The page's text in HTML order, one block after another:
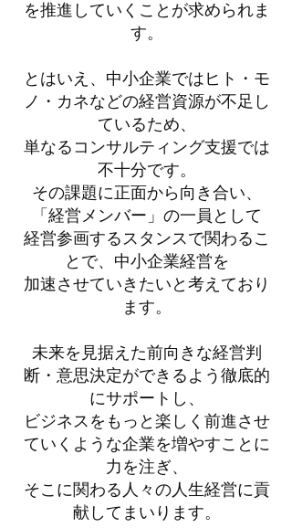
を推進していくことが求められま
す。
とはいえ、中小企業ではヒト・モ
ノ・カネなどの経営資源が不足し
ているため、
単なるコンサルティング支援では
不十分です。
その課題に正面から向き合い、
「経営メンバー」の一員として
経営参画するスタンスで関わるこ
とで、中小企業経営を
加速させていきたいと考えており
ます。
未来を見据えた前向きな経営判
断・意思決定ができるよう徹底的
にサポートし、
ビジネスをもっと楽しく前進させ
ていくような企業を増やすことに
力を注ぎ、
そこに関わる人々の人生経営に貢
献してまいります。